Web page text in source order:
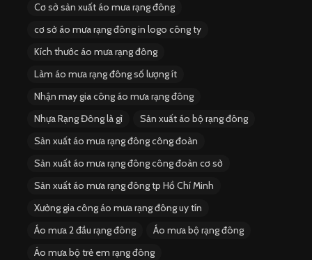
Cơ sở sản xuất áo mưa rạng đông
cơ sở áo mưa rạng đông in logo công ty
Kích thước áo mưa rạng đông
Làm áo mưa rạng đông số lượng ít
Nhận may gia công áo mưa rạng đông
Nhựa Rạng Đông là gì
Sản xuất áo bộ rạng đông
Sản xuất áo mưa rạng đông công đoàn
Sản xuất áo mưa rạng đông công đoàn cơ sở
Sản xuất áo mưa rạng đông tp Hồ Chí Minh
Xưởng gia công áo mưa rạng đông uy tín
Áo mưa 2 đầu rạng đông
Áo mưa bộ rạng đông
Áo mưa bộ trẻ em rạng đông